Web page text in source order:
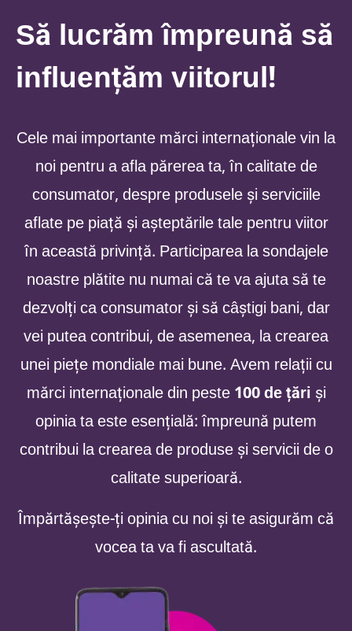
Să lucrăm împreună să
influențăm viitorul!
Cele mai importante mărci internaționale vin la
noi pentru a afla părerea ta, în calitate de
consumator, despre produsele și serviciile
aflate pe piață și așteptările tale pentru viitor
în această privință. Participarea la sondajele
noastre plătite nu numai că te va ajuta să te
dezvolți ca consumator și să câștigi bani, dar
vei putea contribui, de asemenea, la crearea
unei piețe mondiale mai bune. Avem relații cu
mărci internaționale din peste100 de țăriși
opinia ta este esențială: împreună putem
contribui la crearea de produse și servicii de o
calitate superioară.
Împărtășește-ți opinia cu noi și te asigurăm că
vocea ta va fi ascultată.